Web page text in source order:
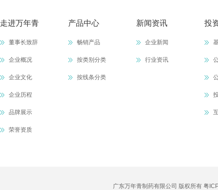
走进万年青
董事长致辞
企业概况
企业文化
企业历程
品牌展示
荣誉资质
产品中心
畅销产品
按类别分类
按线条分类
新闻资讯
企业新闻
行业资讯
投
广东万年青制药有限公司 版权所有 粤